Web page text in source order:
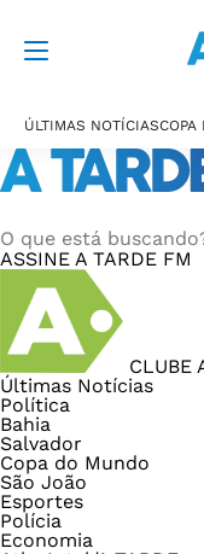
ÚLTIMAS NOTÍCIASCOPA
ASSINE A TARDE FM
CLUBE
Últimas Notícias
Política
Bahia
Salvador
Copa do Mundo
São João
Esportes
Polícia
Economia